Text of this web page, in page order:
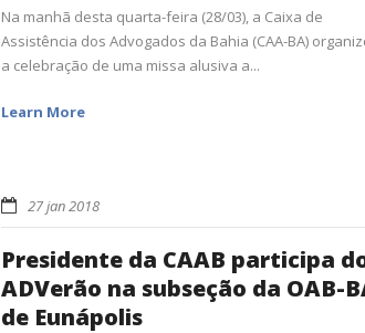
Na manhã desta quarta-feira (28/03), a Caixa de
Assistência dos Advogados da Bahia (CAA-BA)
a celebração de uma missa alusiva a...
Learn More
27 jan 2018
Presidente da CAAB participa
ADVerão na subseção da OAB-
de Eunápolis